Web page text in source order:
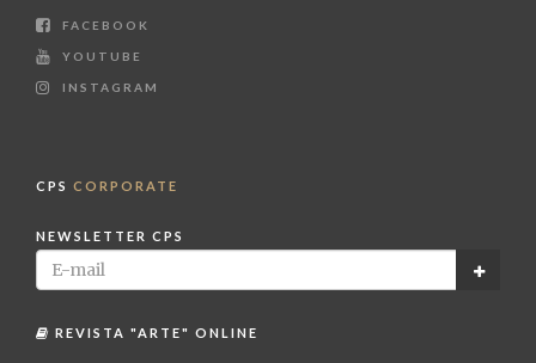
FACEBOOK
YOUTUBE
INSTAGRAM
CPS CORPORATE
NEWSLETTER CPS
REVISTA "ARTE" ONLINE